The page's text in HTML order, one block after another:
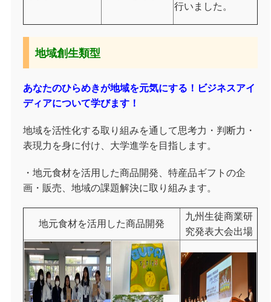
行いました。
地域創生類型
あなたのひらめきが地域を元気にする！ビジネスアイ
ディアについて学びます！
地域を活性化する取り組みを通して思考力・判断力・
表現力を身に付け、大学進学を目指します。
・地元食材を活用した商品開発、特産品ギフトの企
画・販売、地域の課題解決に取り組みます。
地元食材を活用した商品開発
九州生徒商業研
究発表大会出場